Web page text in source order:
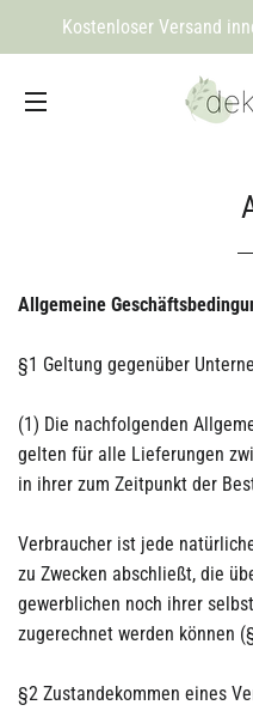
Kostenloser Versand
Allgemeine
§1 Geltung gegenüber
(1) Die nachfolgenden
gelten für alle Lieferungen
in ihrer zum Zeitpunkt der
Verbraucher ist jede
zu Zwecken abschließt, die
gewerblichen noch ihrer
zugerechnet werden können
§2 Zustandekommen eines